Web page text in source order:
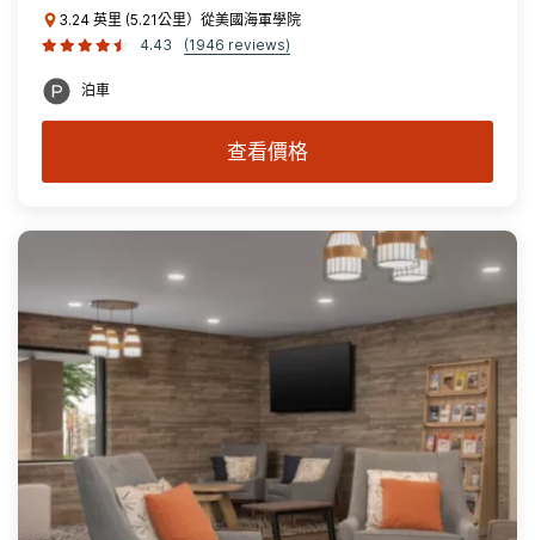
3.24 英里 (5.21公里）從美國海軍學院
4.43
(1946 reviews)
泊車
查看價格